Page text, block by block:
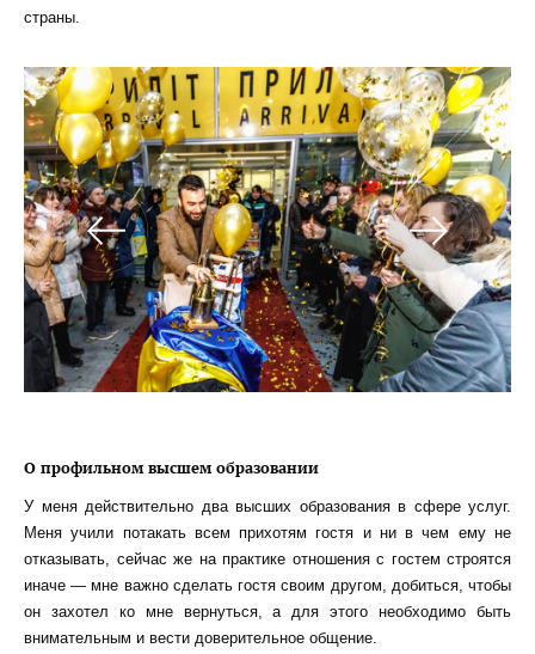
страны.
О профильном высшем образовании
У меня действительно два высших образования в сфере услуг.
Меня учили потакать всем прихотям гостя и ни в чем ему не
отказывать, сейчас же на практике отношения с гостем строятся
иначе — мне важно сделать гостя своим другом, добиться, чтобы
он захотел ко мне вернуться, а для этого необходимо быть
внимательным и вести доверительное общение.